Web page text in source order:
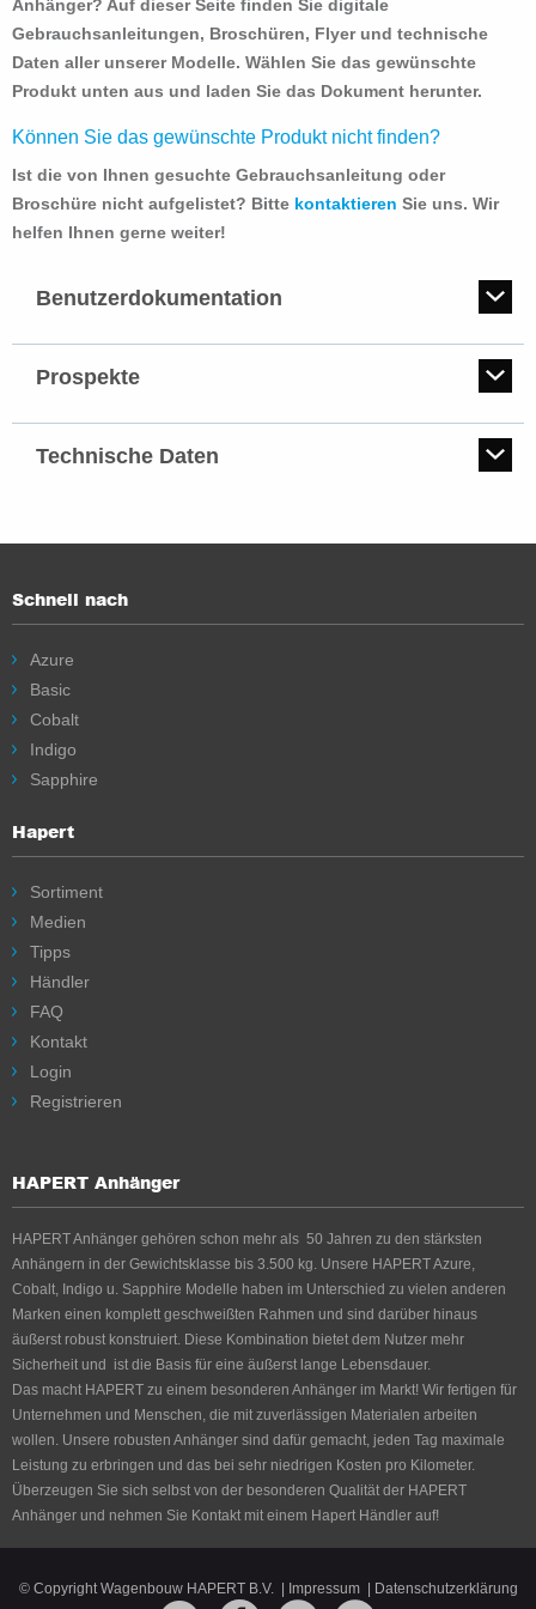
Anhänger? Auf dieser Seite finden Sie digitale
Gebrauchsanleitungen, Broschüren, Flyer und technische
Daten aller unserer Modelle. Wählen Sie das gewünschte
Produkt unten aus und laden Sie das Dokument herunter.
Können Sie das gewünschte Produkt nicht finden?
Ist die von Ihnen gesuchte Gebrauchsanleitung oder
Broschüre nicht aufgelistet? Bitte kontaktieren Sie uns. Wir
helfen Ihnen gerne weiter!
Benutzerdokumentation
Hier können Sie unsere Benutzerdokumentation herunterladen.
Prospekte
Hier finden Sie Prospekte von alle HAPERT Modelle.
Technische Daten
Schnell nach
Azure
Basic
Cobalt
Indigo
Sapphire
Hapert
Sortiment
Medien
Tipps
Händler
FAQ
Kontakt
Login
Registrieren
HAPERT Anhänger
HAPERT Anhänger gehören schon mehr als 50 Jahren zu den stärksten
Anhängern in der Gewichtsklasse bis 3.500 kg. Unsere HAPERT Azure,
Cobalt, Indigo u. Sapphire Modelle haben im Unterschied zu vielen anderen
Marken einen komplett geschweißten Rahmen und sind darüber hinaus
äußerst robust konstruiert. Diese Kombination bietet dem Nutzer mehr
Sicherheit und ist die Basis für eine äußerst lange Lebensdauer.
Das macht HAPERT zu einem besonderen Anhänger im Markt! Wir fertigen für
Unternehmen und Menschen, die mit zuverlässigen Materialen arbeiten
wollen. Unsere robusten Anhänger sind dafür gemacht, jeden Tag maximale
Leistung zu erbringen und das bei sehr niedrigen Kosten pro Kilometer.
Überzeugen Sie sich selbst von der besonderen Qualität der HAPERT
Anhänger und nehmen Sie Kontakt mit einem Hapert Händler auf!
© Copyright Wagenbouw HAPERT B.V.| Impressum| Datenschutzerklärung